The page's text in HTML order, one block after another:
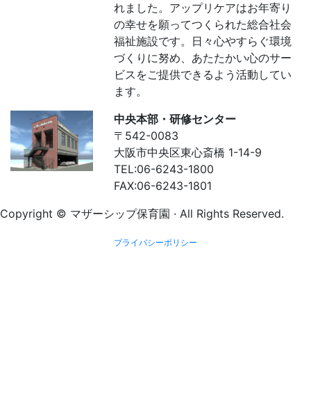
れました。アップリケアはお年寄り
の幸せを願ってつくられた総合社会
福祉施設です。日々心やすらぐ環境
づくりに努め、あたたかい心のサー
ビスをご提供できるよう活動してい
ます。
中央本部・研修センター
〒542-0083
大阪市中央区東心斎橋 1-14-9
TEL:06-6243-1800
FAX:06-6243-1801
Copyright © マザーシップ保育園 · All Rights Reserved.
プライバシーポリシー